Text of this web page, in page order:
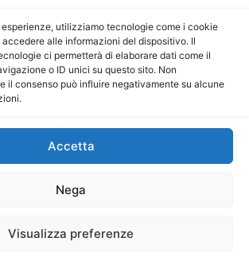
esperienze, utilizziamo tecnologie come i cookie
alle informazioni del dispositivo. Il
ci permetterà di elaborare dati come il
o ID unici su questo sito. Non
il consenso può influire negativamente su alcune
Accetta
Nega
Visualizza preferenze
Editoriale: Maurizio Scaglione
Responsabile: Maria Calabrese
P.IVA: 06334930820
Società Cooperativa a r.l. è
degli Operatori di Comunicazione al
La Digitale srl–info@ladigitale.it